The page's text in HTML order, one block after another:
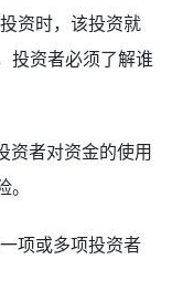
资时，该投资就
投资者必须了解谁
资者对资金的使用
项或多项投资者